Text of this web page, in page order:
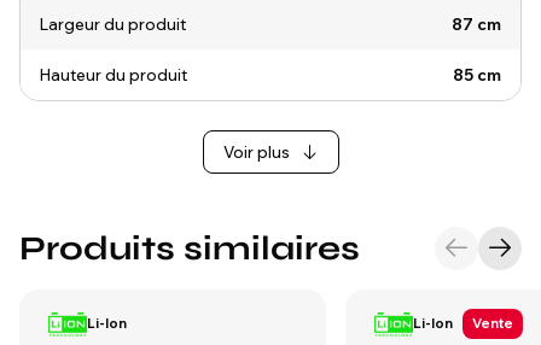
Largeur du produit 87 cm
Hauteur du produit 85 cm
Voir plus
Produits similaires
Li-Ion Li-Ion Vente